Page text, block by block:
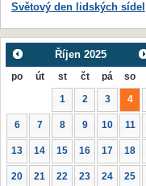
Světový den lidských sídel
Říjen 2025
po út st čt pá so
1 2 3 4
6 7 8 9 10 11
13 14 15 16 17 18
20 21 22 23 24 25